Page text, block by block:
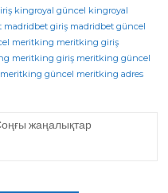
kingroyal güncel kingroyal
madridbet giriş madridbet güncel
meritking meritking giriş
meritking giriş meritking güncel
meritking güncel meritking adres
жаңалықтар